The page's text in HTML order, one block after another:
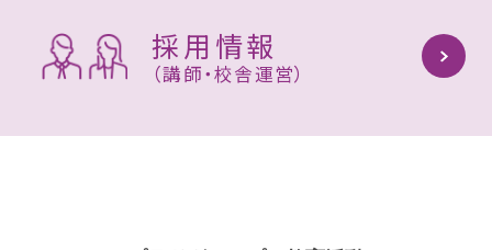
採用情報
（講師・校舎運営）